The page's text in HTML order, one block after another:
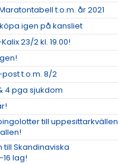
t.o.m. år 2021
igen på kansliet
23/2 kl. 19.00!
t.o.m. 8/2
4 pga sjukdom
till uppesittarkvällen
till Skandinaviska
lag!